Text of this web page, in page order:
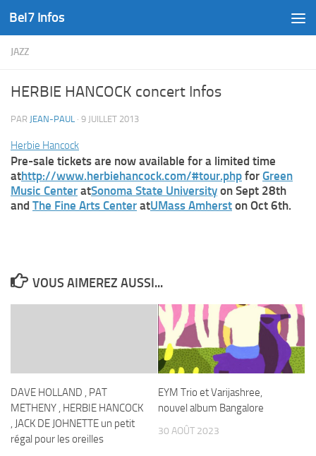
Skip to content
Bel7 Infos
JAZZ
HERBIE HANCOCK concert Infos
PAR JEAN-PAUL · 9 JUILLET 2013
Herbie Hancock
Pre-sale tickets are now available for a limited time
athttp://www.herbiehancock.com/#tour.php for Green
Music Center atSonoma State University on Sept 28th
and The Fine Arts Center atUMass Amherst on Oct 6th.
VOUS AIMEREZ AUSSI...
DAVE HOLLAND , PAT
METHENY , HERBIE HANCOCK
, JACK DE JOHNETTE un petit
régal pour les oreilles
EYM Trio et Varijashree,
nouvel album Bangalore
30 AOÛT 2023